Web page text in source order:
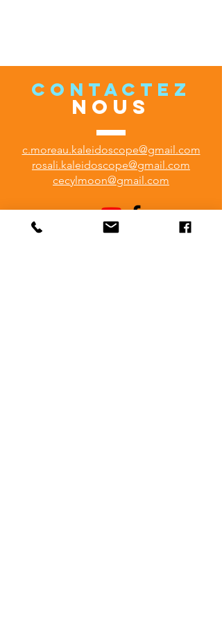
CONTACTEZ
NOUS
c.moreau.kaleidoscope@gmail.com
rosali.kaleidoscope@gmail.com
cecylmoon@gmail.com